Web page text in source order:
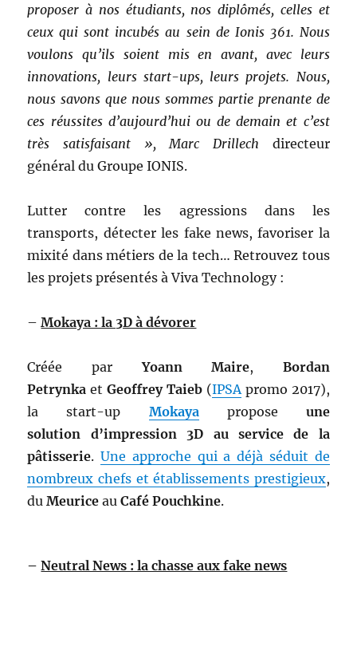
proposer à nos étudiants, nos diplômés, celles et
ceux qui sont incubés au sein de Ionis 361. Nous
voulons qu’ils soient mis en avant, avec leurs
innovations, leurs start-ups, leurs projets. Nous,
nous savons que nous sommes partie prenante de
ces réussites d’aujourd’hui ou de demain et c’est
très satisfaisant », Marc Drillech directeur
général du Groupe IONIS.
Lutter contre les agressions dans les
transports, détecter les fake news, favoriser la
mixité dans métiers de la tech… Retrouvez tous
les projets présentés à Viva Technology :
–Mokaya : la 3D à dévorer
Créée parYoann Maire,
Bordan
Petrynka etGeoffrey Taieb (IPSA promo 2017),
la start-up Mokaya propose une
solution
d’impression 3D au service de la
pâtisserie.Une approche qui a déjà séduit de
nombreux chefs et établissements prestigieux,
duMeurice auCafé Pouchkine.
–Neutral News : la chasse aux fake news